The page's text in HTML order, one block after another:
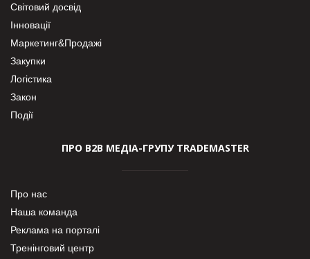
Світовий досвід
Інновації
Маркетинг&Продажі
Закупки
Логістика
Закон
Події
ПРО В2В МЕДІА-ГРУПУ TRADEMASTER
Про нас
Наша команда
Реклама на порталі
Тренінговий центр